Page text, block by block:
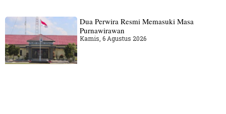
Dua Perwira Resmi Memasuki Masa
Purnawirawan
Kamis, 6 Agustus 2026